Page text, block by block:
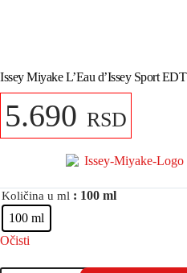
Issey Miyake L’Eau d’Issey Sport EDT
5.690 RSD
Količina u ml : 100 ml
100 ml
Očisti